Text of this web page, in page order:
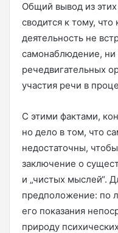
Общий вывод из
сводится к тому, что
деятельность не
самонаблюдение, ни
речедвигательных
участия речи в
С этими фактами,
но дело в том, что
недостаточны,
заключение о
и „чистых мыслей“.
предположение: по
его показания
природу